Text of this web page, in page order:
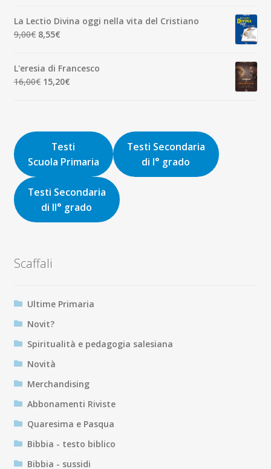
era:
8,00€.
è:
7,60€.
La Lectio Divina oggi nella vita del Cristiano
9,00€ Il
era:
9,00€.
8,55€Il
è:
8,55€.
L'eresia di Francesco
16,00€ Il
16,00€.
15,20€Il
15,20€.
Testi
Scuola Primaria
Testi Secondaria
di I° grado
Testi Secondaria
di II° grado
Scaffali
Ultime Primaria
Novit?
Spiritualità e pedagogia salesiana
Novità
Merchandising
Abbonamenti Riviste
Quaresima e Pasqua
Bibbia - testo biblico
Bibbia - sussidi